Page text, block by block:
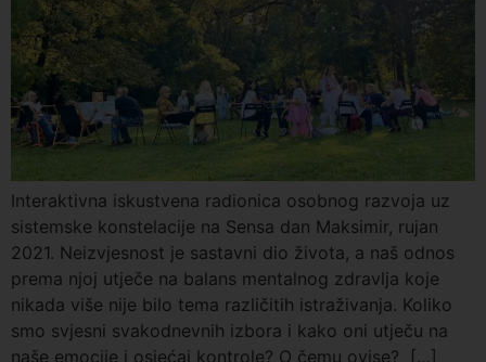
Interaktivna iskustvena radionica osobnog razvoja uz
sistemske konstelacije na Sensa dan Maksimir, rujan
2021. Neizvjesnost je sastavni dio života, a naš odnos
prema njoj utječe na balans mentalnog zdravlja koje
nikada više nije bilo tema različitih istraživanja. Koliko
smo svjesni svakodnevnih izbora i kako oni utječu na
naše emocije i osjećaj kontrole? O čemu ovise? […]